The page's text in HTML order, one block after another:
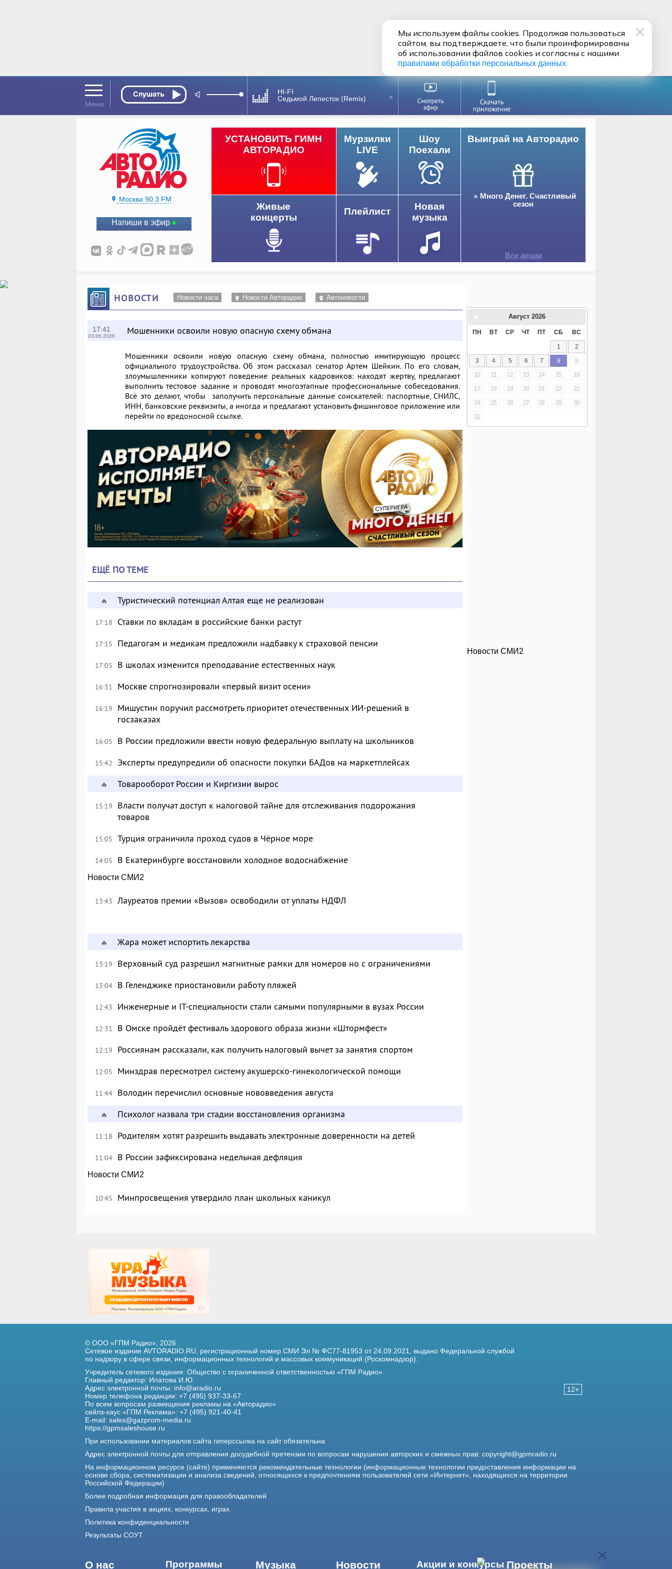
HI-FI
Седьмой Лепесток (Remix)
Москва 90.3 FM
Напиши в эфир
Выиграй на Авторадио
Много Денег. Счастливый
сезон
Все акции
УСТАНОВИТЬ ГИМН
АВТОРАДИО
Мурзилки
LIVE
Шоу
Поехали
Живые
концерты
Плейлист
Новая
музыка
НОВОСТИ Новости часа Новости Авторадио Автоновости
17:41
03.06.2026 Мошенники освоили новую опасную схему обмана
Мошенники освоили новую опасную схему обмана, полностью имитирующую процесс
официального трудоустройства. Об этом рассказал сенатор Артем Шейкин. По его словам,
злоумышленники копируют поведение реальных кадровиков: находят жертву, предлагают
выполнить тестовое задание и проводят многоэтапные профессиональные собеседования.
Всё это делают, чтобы заполучить персональные данные соискателей: паспортные, СНИЛС,
ИНН, банковские реквизиты, а иногда и предлагают установить фишинговое приложение или
перейти по вредоносной ссылке.
ЕЩЁ ПО ТЕМЕ
🔥 Туристический потенциал Алтая еще не реализован
17:18 Ставки по вкладам в российские банки растут
17:15 Педагогам и медикам предложили надбавку к страховой пенсии
17:05 В школах изменится преподавание естественных наук
16:31 Москве спрогнозировали «первый визит осени»
16:19
Мишустин поручил рассмотреть приоритет отечественных ИИ-решений в
госзаказах
16:05 В России предложили ввести новую федеральную выплату на школьников
15:42 Эксперты предупредили об опасности покупки БАДов на маркетплейсах
🔥 Товарооборот России и Киргизии вырос
15:19
Власти получат доступ к налоговой тайне для отслеживания подорожания
товаров
15:05 Турция ограничила проход судов в Чёрное море
14:05 В Екатеринбурге восстановили холодное водоснабжение
Новости СМИ2
13:43 Лауреатов премии «Вызов» освободили от уплаты НДФЛ
🔥 Жара может испортить лекарства
13:19 Верховный суд разрешил магнитные рамки для номеров но с ограничениями
13:04 В Геленджике приостановили работу пляжей
12:43 Инженерные и IT-специальности стали самыми популярными в вузах России
12:31 В Омске пройдёт фестиваль здорового образа жизни «Штормфест»
12:19 Россиянам рассказали, как получить налоговый вычет за занятия спортом
12:05 Минздрав пересмотрел систему акушерско-гинекологической помощи
11:44 Володин перечислил основные нововведения августа
🔥 Психолог назвала три стадии восстановления организма
11:18 Родителям хотят разрешить выдавать электронные доверенности на детей
11:04 В России зафиксирована недельная дефляция
Новости СМИ2
10:45 Минпросвещения утвердило план школьных каникул
Август 2026
ПН ВТ СР ЧТ ПТ СБ ВС
1
2
3
4 5 6 7 8
9
10
11 12 13 14 15
16
17
18 19 20 21 22
23
24
25 26 27 28 29
30
31
Новости СМИ2
12+
© ООО «ГПМ Радио», 2026
Сетевое издание AVTORADIO.RU, регистрационный номер СМИ Эл № ФС77-81953 от 24.09.2021, выдано Федеральной службой
по надзору в сфере связи, информационных технологий и массовых коммуникаций (Роскомнадзор).
Учредитель сетевого издания: Общество с ограниченной ответственностью «ГПМ Радио»
Главный редактор: Ипатова И.Ю.
Адрес электронной почты: info@aradio.ru
Номер телефона редакции: +7 (495) 937-33-67
По всем вопросам размещения рекламы на «Авторадио»
сейлз-хаус «ГПМ Реклама»: +7 (495) 921-40-41
E-mail: sales@gazprom-media.ru
https://gpmsaleshouse.ru
При использовании материалов сайта гиперссылка на сайт обязательна
Адрес электронной почты для отправления досудебной претензии по вопросам нарушения авторских и смежных прав: copyright@gpmradio.ru
На информационном ресурсе (сайте) применяются рекомендательные технологии (информационные технологии предоставления информации на
основе сбора, систематизации и анализа сведений, относящихся к предпочтениям пользователей сети «Интернет», находящихся на территории
Российской Федерации)
Более подробная информация для правообладателей
Правила участия в акциях, конкурсах, играх
Политика конфиденциальности
Результаты СОУТ
О нас Программы Музыка Новости Акции и конкурсы Проекты
Мы используем файлы cookies. Продолжая пользоваться
сайтом, вы подтверждаете, что были проинформированы
об использовании файлов cookies и согласны с нашими
правилами обработки персональных данных.